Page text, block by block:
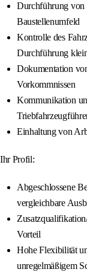
Durchführung von
Baustellenumfeld
Kontrolle des
Durchführung
Dokumentation
Vorkommnissen
Kommunikation
Einhaltung von
Ihr Profil:
Abgeschlossene
vergleichbare
Vorteil
Hohe Flexibilität
unregelmäßigem